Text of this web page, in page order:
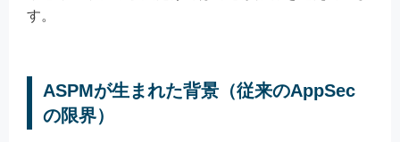
す。
ASPMが生まれた背景（従来のAppSec
の限界）